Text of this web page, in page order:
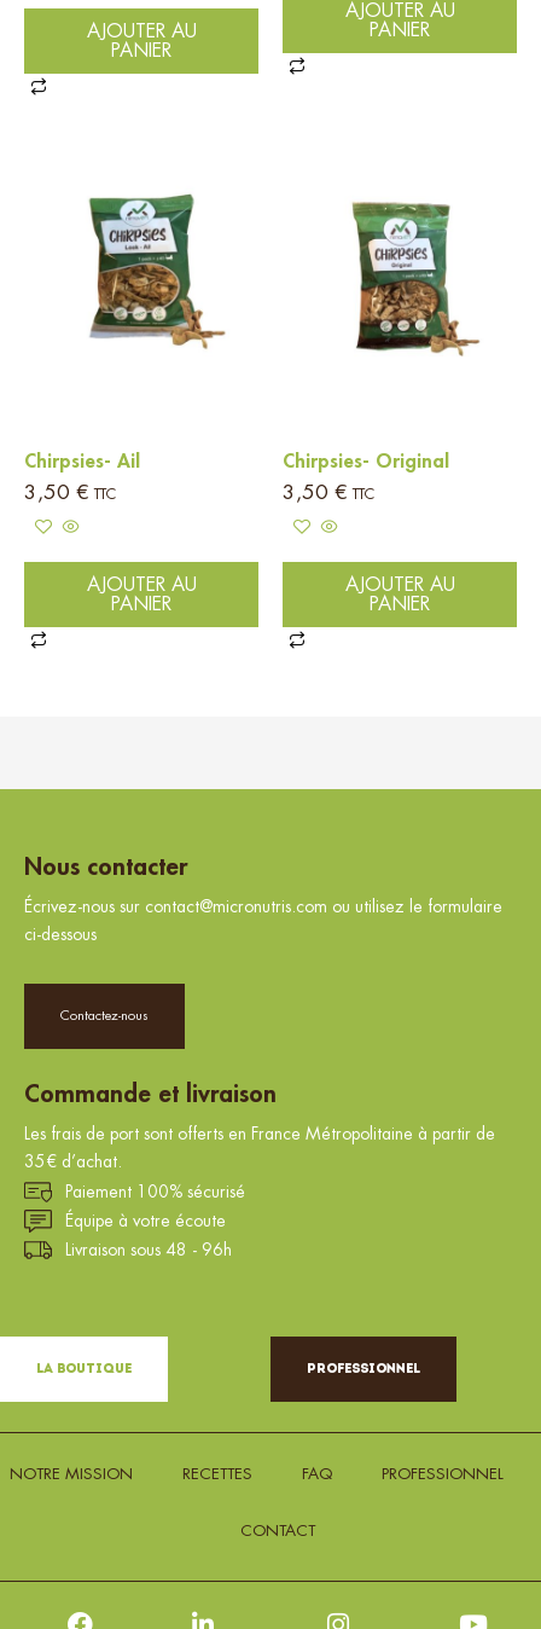
AJOUTER AU
PANIER
AJOUTER AU
PANIER
Chirpsies- Ail
3,50 € TTC
AJOUTER AU
PANIER
Chirpsies- Original
3,50 € TTC
AJOUTER AU
PANIER
Nous contacter
Écrivez-nous sur contact@micronutris.com ou utilisez le formulaire
ci-dessous
Contactez-nous
Commande et livraison
Les frais de port sont offerts en France Métropolitaine à partir de
35€ d’achat.
Paiement 100% sécurisé
Équipe à votre écoute
Livraison sous 48 - 96h
La Boutique Professionnel
NOTRE MISSION RECETTES FAQ PROFESSIONNEL
CONTACT